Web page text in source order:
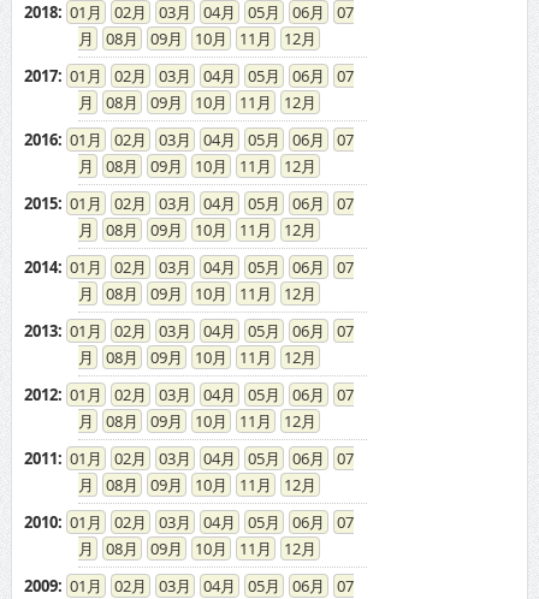
2018: 01 02 03 04 05 06
07
08
09 10 11
12
2017: 01 02 03 04 05 06
07
08
09 10 11
12
2016: 01 02 03 04 05 06
07
08
09 10 11
12
2015: 01 02 03 04 05 06
07
08
09 10 11
12
2014: 01 02 03 04 05 06
07
08
09 10 11
12
2013: 01 02 03 04 05 06
07
08
09 10 11
12
2012: 01 02 03 04 05 06
07
08
09 10 11
12
2011: 01 02 03 04 05 06
07
08
09 10 11
12
2010: 01 02 03 04 05 06
07
08
09 10 11
12
2009: 01 02 03 04 05 06
07